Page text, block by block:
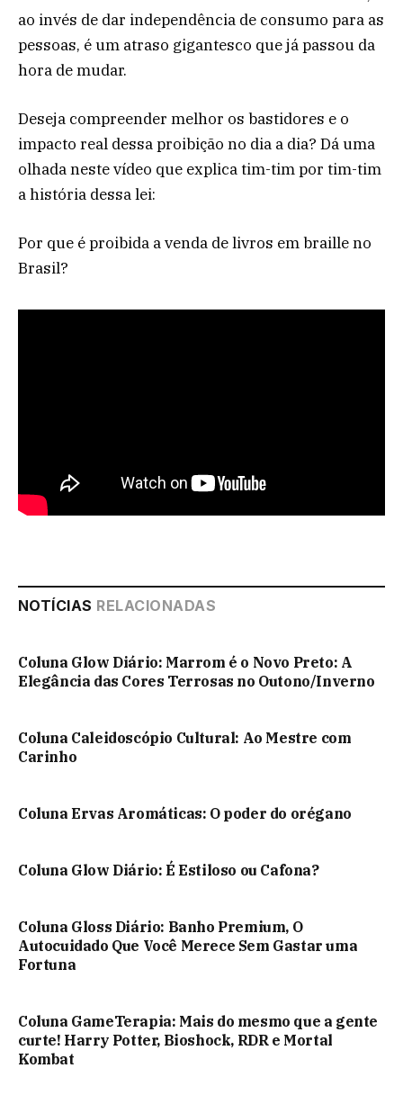
ao invés de dar independência de consumo para as
pessoas, é um atraso gigantesco que já passou da
hora de mudar.
Deseja compreender melhor os bastidores e o
impacto real dessa proibição no dia a dia? Dá uma
olhada neste vídeo que explica tim-tim por tim-tim
a história dessa lei:
Por que é proibida a venda de livros em braille no
Brasil?
NOTÍCIAS RELACIONADAS
Coluna Glow Diário: Marrom é o Novo Preto: A
Elegância das Cores Terrosas no Outono/Inverno
Coluna Caleidoscópio Cultural: Ao Mestre com
Carinho
Coluna Ervas Aromáticas: O poder do orégano
Coluna Glow Diário: É Estiloso ou Cafona?
Coluna Gloss Diário: Banho Premium, O
Autocuidado Que Você Merece Sem Gastar uma
Fortuna
Coluna GameTerapia: Mais do mesmo que a gente
curte! Harry Potter, Bioshock, RDR e Mortal
Kombat